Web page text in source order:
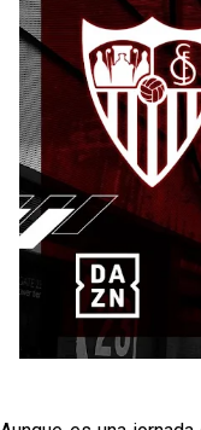
El Sevilla
oferta de 420
El Sevilla mueve
para el ataque
Los
gestión de un